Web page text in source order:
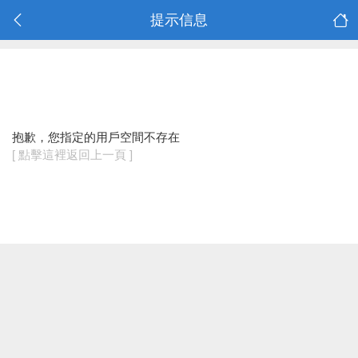
提示信息
抱歉，您指定的用戶空間不存在
[ 點擊這裡返回上一頁 ]